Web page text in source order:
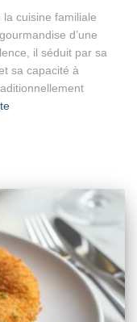
cuisine familiale
d’une
il séduit par sa
sa capacité à